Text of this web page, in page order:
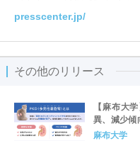
presscenter.jp/
その他のリリース
【麻布大
異、減少傾
データを解
麻布大学